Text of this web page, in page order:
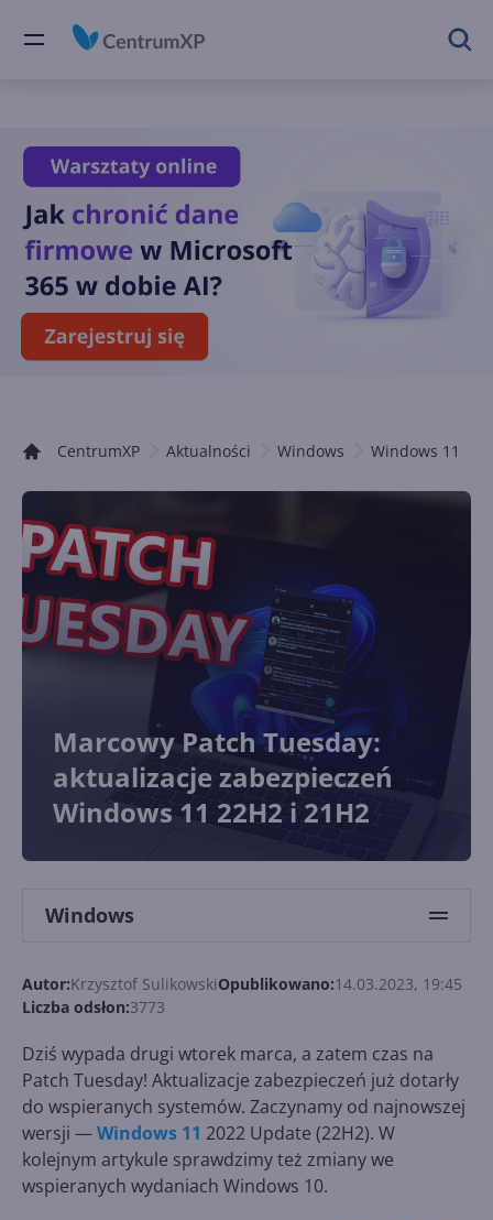
CentrumXP Aktualności Windows Windows 11
Marcowy Patch Tuesday:
aktualizacje zabezpieczeń
Windows 11 22H2 i 21H2
Windows
Autor:Krzysztof SulikowskiOpublikowano:14.03.2023, 19:45
Liczba odsłon:3773
Dziś wypada drugi wtorek marca, a zatem czas na
Patch Tuesday! Aktualizacje zabezpieczeń już dotarły
do wspieranych systemów. Zaczynamy od najnowszej
wersji —Windows 11 2022 Update (22H2). W
kolejnym artykule sprawdzimy też zmiany we
wspieranych wydaniach Windows 10.